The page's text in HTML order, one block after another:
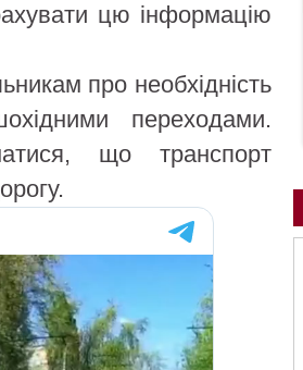
цю інформацію
про необхідність
переходами.
що транспорт